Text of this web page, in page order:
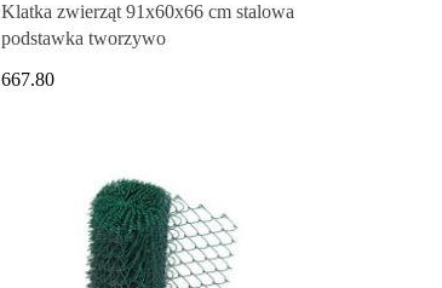
Klatka zwierząt 91x60x66 cm stalowa
podstawka tworzywo
667.80